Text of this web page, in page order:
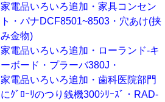
家電品いろいろ追加・家具コンセン
ト・パナDCF8501~8503・穴あけ(挟
み金物)
家電品いろいろ追加・ローランド-キ
ーボード・プラーバ380J・
家電品いろいろ追加・歯科医院部門
にｸﾞﾛｰﾘのつり銭機300ｼﾘｰｽﾞ・RAD-